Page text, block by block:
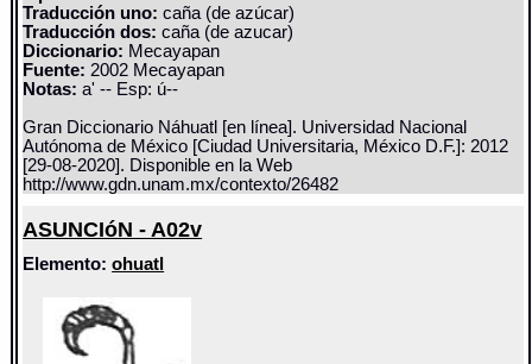
Traducción uno: caña (de azúcar)
Traducción dos: caña (de azucar)
Diccionario: Mecayapan
Fuente: 2002 Mecayapan
Notas: a' -- Esp: ú--
Gran Diccionario Náhuatl [en línea]. Universidad Nacional
Autónoma de México [Ciudad Universitaria, México D.F.]: 2012
[29-08-2020]. Disponible en la Web
http://www.gdn.unam.mx/contexto/26482
ASUNCIóN - A02v
Elemento:ohuatl